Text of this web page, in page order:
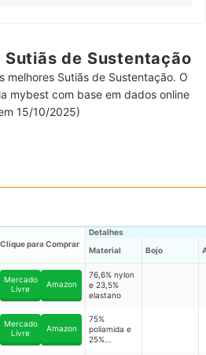
Sutiãs de Sustentação
melhores Sutiãs de Sustentação. O
mybest com base em dados online
15/10/2025)
Clique para Comprar
Detalhes
Material
Bojo
Mercado
Livre
Amazon
76,6% nylon
e 23,5%
elastano
Mercado
Livre
Amazon
75%
poliamida e
25%